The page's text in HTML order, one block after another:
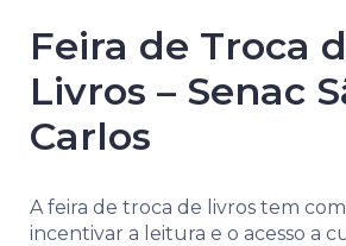
Feira de Troca
Livros – Senac
Carlos
A feira de troca de livros tem
incentivar a leitura e o acesso a